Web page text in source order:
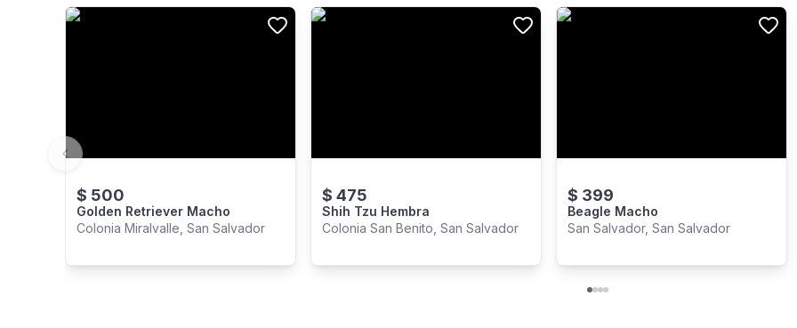
$ 500
Golden Retriever Macho
Colonia Miralvalle, San Salvador
$ 475
Shih Tzu Hembra
Colonia San Benito, San Salvador
$ 399
Beagle Macho
San Salvador, San Salvador
Previous slide